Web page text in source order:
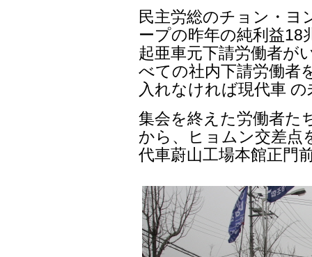
民主労総のチョン・ヨ
ープの昨年の純利益18
起亜車元下請労働者が
べての社内下請労働者
入れなければ現代車
集会を終えた労働者た
から、ヒョムン交差点
代車蔚山工場本館正門